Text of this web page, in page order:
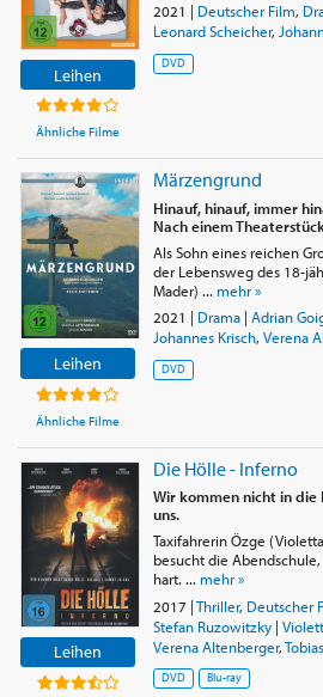
Leihen
Ähnliche Filme
2021 | Deutscher Film,
Leonard Scheicher,
DVD
Leihen
Ähnliche Filme
Märzengrund
Hinauf, hinauf, immer
Nach einem
Als Sohn eines reichen
der Lebensweg des 18-
Mader) ... mehr »
2021 | Drama| Adrian
Johannes Krisch, Verena
DVD
Leihen
Die Hölle - Inferno
Wir kommen nicht in die
uns.
Taxifahrerin Özge
besucht die
hart. ... mehr »
2017 |Thriller, Deutscher
Stefan Ruzowitzky|
Verena Altenberger,
DVD Blu-ray